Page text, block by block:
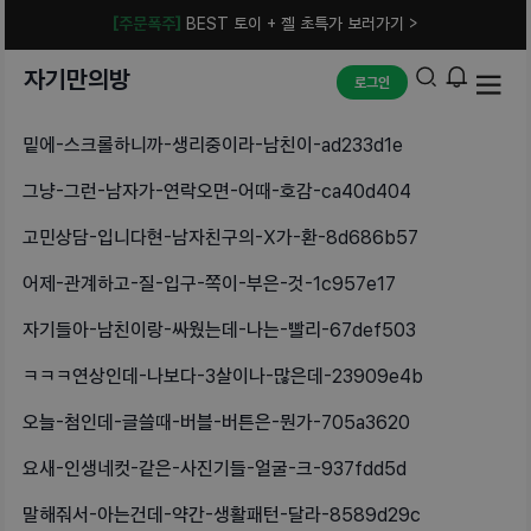
[주문폭주] BEST 토이 + 젤 초특가 보러가기 >
자기만의방 로그인
밑에-스크롤하니까-생리중이라-남친이-ad233d1e
그냥-그런-남자가-연락오면-어때-호감-ca40d404
고민상담-입니다현-남자친구의-X가-환-8d686b57
어제-관계하고-질-입구-쪽이-부은-것-1c957e17
자기들아-남친이랑-싸웠는데-나는-빨리-67def503
ㅋㅋㅋ연상인데-나보다-3살이나-많은데-23909e4b
오늘-첨인데-글쓸때-버블-버튼은-뭔가-705a3620
요새-인생네컷-같은-사진기들-얼굴-크-937fdd5d
말해줘서-아는건데-약간-생활패턴-달라-8589d29c